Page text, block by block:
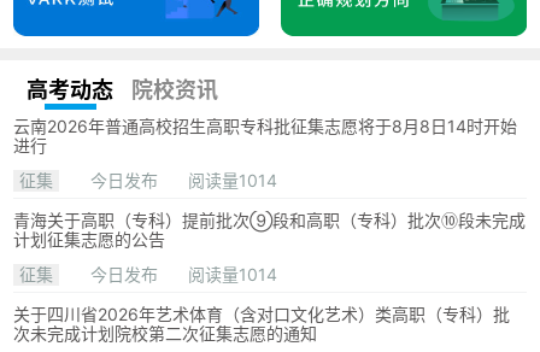
高考动态 院校资讯
云南2026年普通高校招生高职专科批征集志愿将于8月8日14时开始
进行
征集
今日发布
阅读量1014
青海关于高职（专科）提前批次⑨段和高职（专科）批次⑩段未完成
计划征集志愿的公告
征集
今日发布
阅读量1014
关于四川省2026年艺术体育（含对口文化艺术）类高职（专科）批
次未完成计划院校第二次征集志愿的通知